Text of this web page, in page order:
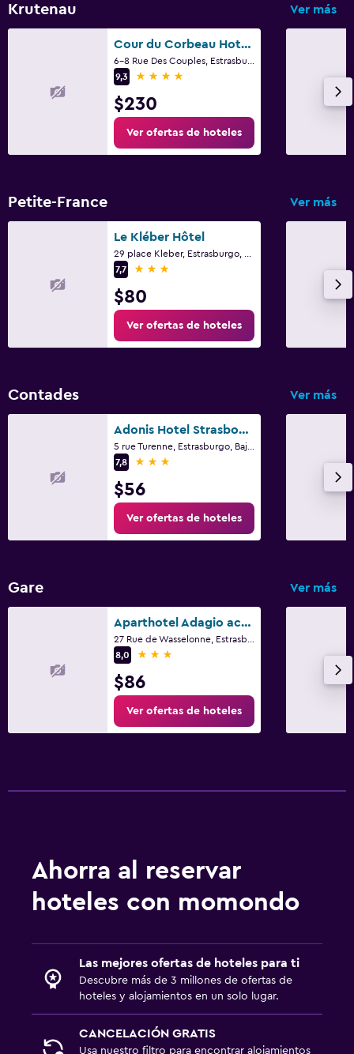
Krutenau Ver más
Cour du Corbeau Hotel Strasbourg - MGallery Collection
9,3
4 estrellas
$230
Ver ofertas de hoteles
Petite-France Ver más
Le Kléber Hôtel
7,7
3 estrellas
$80
Ver ofertas de hoteles
Contades Ver más
Adonis Hotel Strasbourg
7,8
3 estrellas
$56
Ver ofertas de hoteles
Gare Ver más
Aparthotel Adagio access Strasbourg Petite France
8,0
3 estrellas
$86
Ver ofertas de hoteles
Ahorra al reservar
hoteles con momondo
Las mejores ofertas de hoteles para ti
Descubre más de 3 millones de ofertas de
hoteles y alojamientos en un solo lugar.
CANCELACIÓN GRATIS
Usa nuestro filtro para encontrar alojamientos